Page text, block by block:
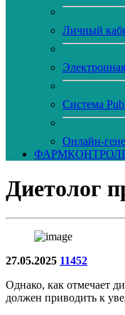
Личный
Система
Онлайн-
Диетолог
27.05.2025 11452
Однако, как отмечает
должен приводить к